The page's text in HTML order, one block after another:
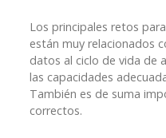
Los principales retos
están muy relacionados
datos al ciclo de vida de
las capacidades
También es de suma
correctos.